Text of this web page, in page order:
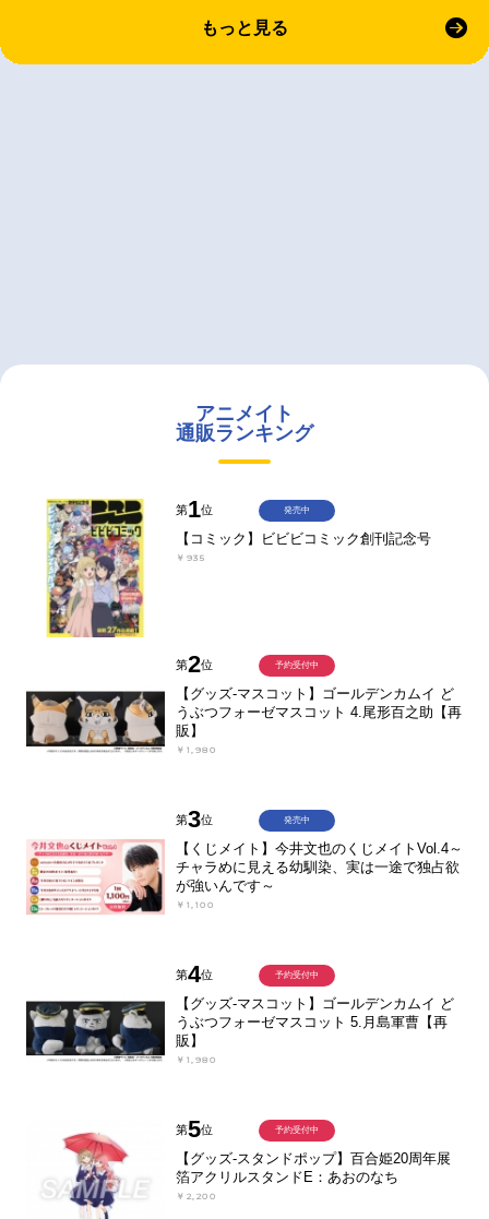
もっと見る
アニメイト
通販ランキング
第1位
【コミック】ビビビコミック創刊記念号
￥935
発売中
第2位
【グッズ-マスコット】ゴールデンカムイ ど
うぶつフォーゼマスコット 4.尾形百之助【再
販】
￥1,980
予約受付中
第3位
【くじメイト】今井文也のくじメイトVol.4～
チャラめに見える幼馴染、実は一途で独占欲
が強いんです～
￥1,100
発売中
第4位
【グッズ-マスコット】ゴールデンカムイ ど
うぶつフォーゼマスコット 5.月島軍曹【再
販】
￥1,980
予約受付中
第5位
【グッズ-スタンドポップ】百合姫20周年展
箔アクリルスタンドE：あおのなち
￥2,200
予約受付中